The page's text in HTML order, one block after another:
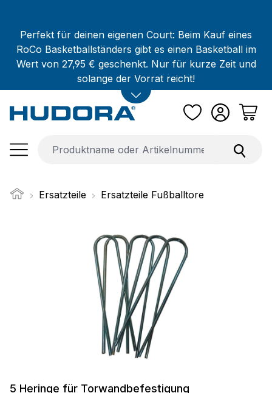
Perfekt für deinen eigenen Court: Beim Kauf eines
RoCo Basketballständers gibt es einen Basketball im
Wert von 27,95 € geschenkt. Nur für kurze Zeit und
solange der Vorrat reicht!
Ersatzteile Ersatzteile Fußballtore
Bildergalerie überspringen
5 Heringe für Torwandbefestigung